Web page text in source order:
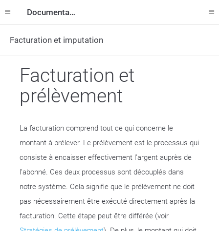
Documentation
Facturation et imputation
Facturation et
prélèvement
La facturation comprend tout ce qui concerne le
montant à prélever. Le prélèvement est le processus qui
consiste à encaisser effectivement l’argent auprès de
l’abonné. Ces deux processus sont découplés dans
notre système. Cela signifie que le prélèvement ne doit
pas nécessairement être exécuté directement après la
facturation. Cette étape peut être différée (voir